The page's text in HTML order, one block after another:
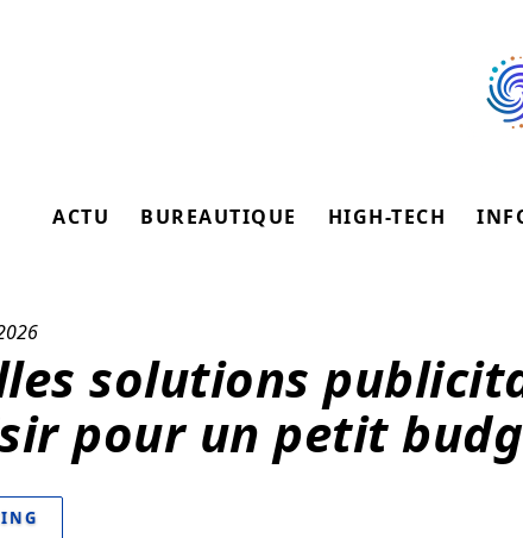
ACTU BUREAUTIQUE HIGH-TECH
solutions
pour un petit